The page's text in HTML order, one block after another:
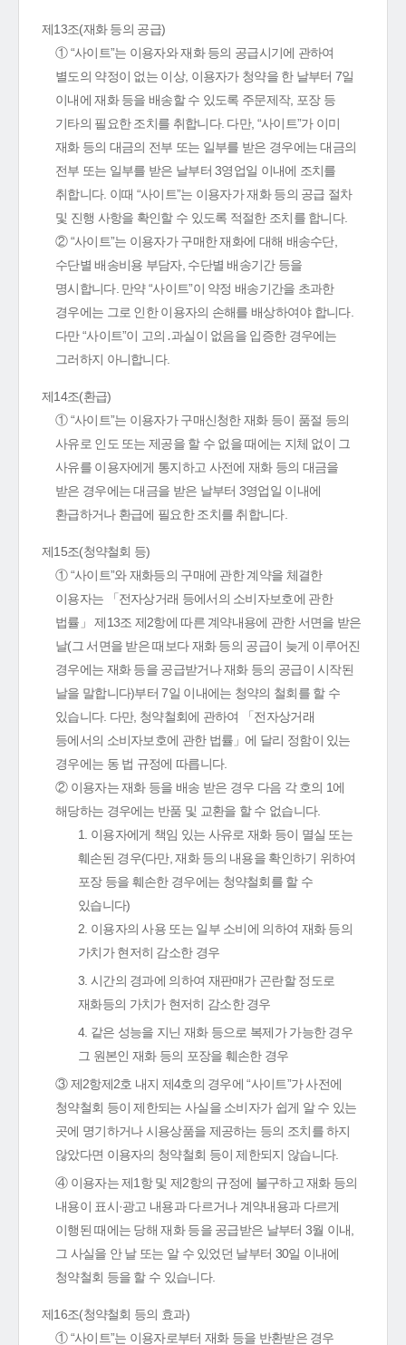
제13조(재화 등의 공급)
① “사이트”는 이용자와 재화 등의 공급시기에 관하여
별도의 약정이 없는 이상, 이용자가 청약을 한 날부터 7일
이내에 재화 등을 배송할 수 있도록 주문제작, 포장 등
기타의 필요한 조치를 취합니다. 다만, “사이트”가 이미
재화 등의 대금의 전부 또는 일부를 받은 경우에는 대금의
전부 또는 일부를 받은 날부터 3영업일 이내에 조치를
취합니다. 이때 “사이트”는 이용자가 재화 등의 공급 절차
및 진행 사항을 확인할 수 있도록 적절한 조치를 합니다.
② “사이트”는 이용자가 구매한 재화에 대해 배송수단,
수단별 배송비용 부담자, 수단별 배송기간 등을
명시합니다. 만약 “사이트”이 약정 배송기간을 초과한
경우에는 그로 인한 이용자의 손해를 배상하여야 합니다.
다만 “사이트”이 고의․과실이 없음을 입증한 경우에는
그러하지 아니합니다.
제14조(환급)
① “사이트”는 이용자가 구매신청한 재화 등이 품절 등의
사유로 인도 또는 제공을 할 수 없을 때에는 지체 없이 그
사유를 이용자에게 통지하고 사전에 재화 등의 대금을
받은 경우에는 대금을 받은 날부터 3영업일 이내에
환급하거나 환급에 필요한 조치를 취합니다.
제15조(청약철회 등)
① “사이트”와 재화등의 구매에 관한 계약을 체결한
이용자는 「전자상거래 등에서의 소비자보호에 관한
법률」 제13조 제2항에 따른 계약내용에 관한 서면을 받은
날(그 서면을 받은 때보다 재화 등의 공급이 늦게 이루어진
경우에는 재화 등을 공급받거나 재화 등의 공급이 시작된
날을 말합니다)부터 7일 이내에는 청약의 철회를 할 수
있습니다. 다만, 청약철회에 관하여 「전자상거래
등에서의 소비자보호에 관한 법률」에 달리 정함이 있는
경우에는 동 법 규정에 따릅니다.
② 이용자는 재화 등을 배송 받은 경우 다음 각 호의 1에
해당하는 경우에는 반품 및 교환을 할 수 없습니다.
1. 이용자에게 책임 있는 사유로 재화 등이 멸실 또는
훼손된 경우(다만, 재화 등의 내용을 확인하기 위하여
포장 등을 훼손한 경우에는 청약철회를 할 수
있습니다)
2. 이용자의 사용 또는 일부 소비에 의하여 재화 등의
가치가 현저히 감소한 경우
3. 시간의 경과에 의하여 재판매가 곤란할 정도로
재화등의 가치가 현저히 감소한 경우
4. 같은 성능을 지닌 재화 등으로 복제가 가능한 경우
그 원본인 재화 등의 포장을 훼손한 경우
③ 제2항제2호 내지 제4호의 경우에 “사이트”가 사전에
청약철회 등이 제한되는 사실을 소비자가 쉽게 알 수 있는
곳에 명기하거나 시용상품을 제공하는 등의 조치를 하지
않았다면 이용자의 청약철회 등이 제한되지 않습니다.
④ 이용자는 제1항 및 제2항의 규정에 불구하고 재화 등의
내용이 표시·광고 내용과 다르거나 계약내용과 다르게
이행된 때에는 당해 재화 등을 공급받은 날부터 3월 이내,
그 사실을 안 날 또는 알 수 있었던 날부터 30일 이내에
청약철회 등을 할 수 있습니다.
제16조(청약철회 등의 효과)
① “사이트”는 이용자로부터 재화 등을 반환받은 경우